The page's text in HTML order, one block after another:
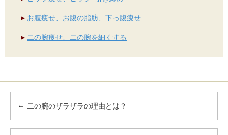
お腹痩せ、お腹の脂肪、下っ腹痩せ
二の腕痩せ、二の腕を細くする
← 二の腕のザラザラの理由とは？